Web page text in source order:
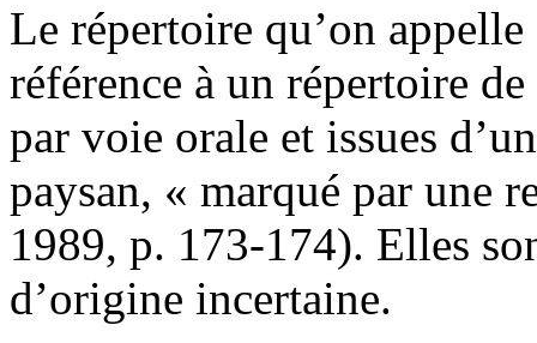
Le répertoire qu’on
référence à un répertoire
par voie orale et issues
paysan, « marqué par une
1989, p. 173-174). Elles
d’origine incertaine.